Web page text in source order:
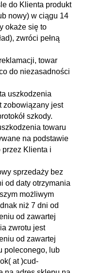
do Klienta produkt
nowy) w ciągu 14
okaże się to
zwróci pełną
towar
do niezasadności
uszkodzenia
zobowiązany jest
szkody.
towaru
na podstawie
przez Klienta i
sprzedaży bez
od daty otrzymania
możliwym
niż 7 dni od
od zawartej
zwrotu jest
od zawartej
poleconego, lub
at )cud-